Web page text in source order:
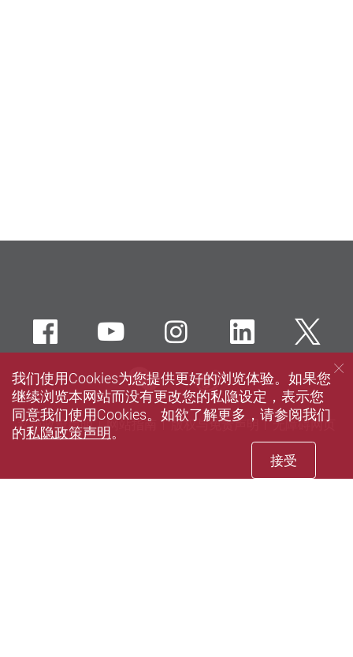
私隐政策声明 网站指南 版权与免责声明 无障碍网页
FacebookYoutubeinstagramLinkedIn
wechatSina weibo
我们使用Cookies为您提供更好的浏览体验。如果您
继续浏览本网站而没有更改您的私隐设定，表示您
同意我们使用Cookies。如欲了解更多，请参阅我们
的私隐政策声明。
接受